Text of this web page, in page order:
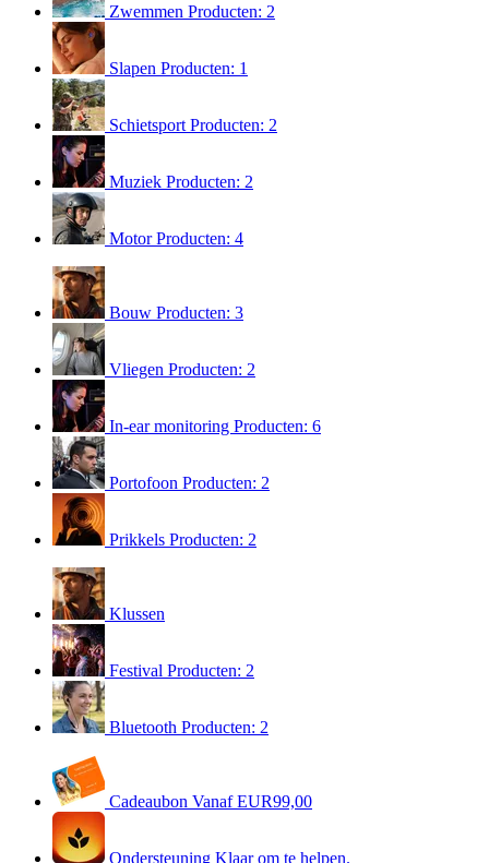
Zwemmen Producten: 2
Slapen Producten: 1
Schietsport Producten: 2
Muziek Producten: 2
MotorProducten: 4
Bouw Producten: 3
Vliegen Producten: 2
In-ear monitoring Producten: 6
Portofoon Producten: 2
Prikkels Producten: 2
Klussen
Festival Producten: 2
Bluetooth Producten: 2
Cadeaubon Vanaf EUR99,00
Ondersteuning Klaar om te helpen.